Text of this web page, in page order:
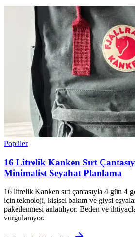
Popüler
16 Litrelik Kanken Sırt
Minimalist Seyahat Planlama
16 litrelik Kanken sırt çantasıyla 4 gün 4
için teknoloji, kişisel bakım ve giysi
paketlenmesi anlatılıyor. Beden ve
vurgulanıyor.